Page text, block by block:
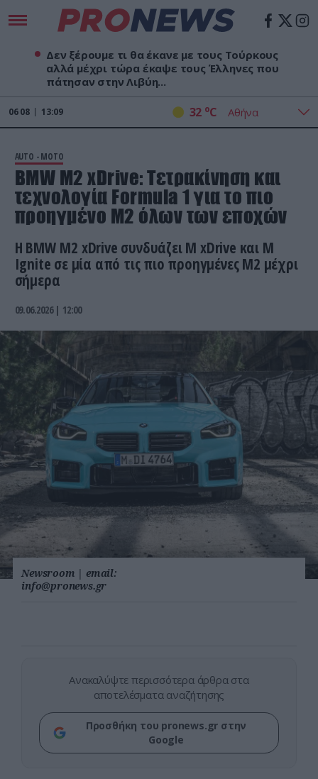
Δεν ξέρουμε τι θα έκανε με τους Τούρκους
αλλά μέχρι τώρα έκαψε τους Έλληνες που
πάτησαν στην Λιβύη...
06 08 13:09 32 oC
AUTO - MOTO
BMW M2 xDrive: Τετρακίνηση και
τεχνολογία Formula 1 για το πιο
προηγμένο M2 όλων των εποχών
Η BMW M2 xDrive συνδυάζει M xDrive και M
Ignite σε μία από τις πιο προηγμένες M2 μέχρι
σήμερα
09.06.2026 | 12:00
Newsroom | email:
info@pronews.gr
Ανακαλύψτε περισσότερα άρθρα στα
αποτελέσματα αναζήτησης
Προσθήκη του pronews.gr στην
Google